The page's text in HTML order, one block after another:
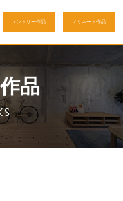
エントリー作品 ノミネート作品
品